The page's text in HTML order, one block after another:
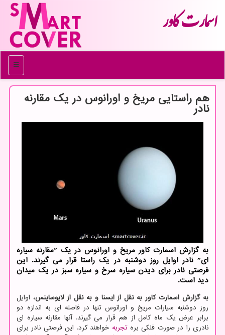
اسمارت كاور
منو
هم راستایی مریخ و اورانوس در یک مقارنه
نادر
به گزارش اسمارت کاور مریخ و اورانوس در یک ˮمقارنه سیاره
ایˮ نادر اوایل روز دوشنبه در یک راستا قرار می گیرند. این
فرصتی نادر برای دیدن سیاره سرخ و سیاره سبز در یک میدان
دید است.
به گزارش اسمارت کاور به نقل از ایسنا و به نقل از لایوساینس، اوایل
روز دوشنبه سیارات مریخ و اورانوس تنها در فاصله ای به اندازه دو
برابر عرض یک ماه کامل از هم قرار می گیرند. آنها مقارنه سیاره ای
نادری را در صورت فلکی برهتجربه خواهند کرد. این فرصتی نادر برای